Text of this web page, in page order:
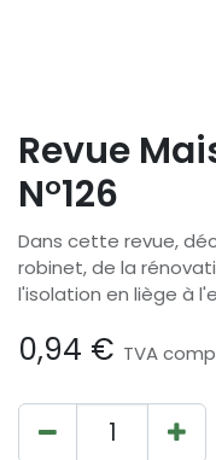
Revue
N°126
Dans cette revue,
robinet, de la
l'isolation en liège à
0,94 € TVA